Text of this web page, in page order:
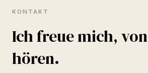
KONTAKT
Ich freue mich,
hören.